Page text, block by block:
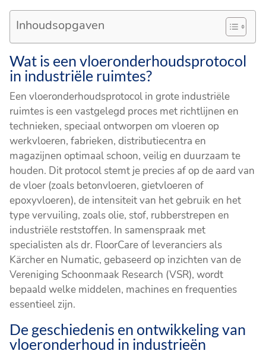
Inhoudsopgaven
Wat is een vloeronderhoudsprotocol
in industriële ruimtes?
Een vloeronderhoudsprotocol in grote industriële
ruimtes is een vastgelegd proces met richtlijnen en
technieken, speciaal ontworpen om vloeren op
werkvloeren, fabrieken, distributiecentra en
magazijnen optimaal schoon, veilig en duurzaam te
houden. Dit protocol stemt je precies af op de aard van
de vloer (zoals betonvloeren, gietvloeren of
epoxyvloeren), de intensiteit van het gebruik en het
type vervuiling, zoals olie, stof, rubberstrepen en
industriële reststoffen. In samenspraak met
specialisten als dr. FloorCare of leveranciers als
Kärcher en Numatic, gebaseerd op inzichten van de
Vereniging Schoonmaak Research (VSR), wordt
bepaald welke middelen, machines en frequenties
essentieel zijn.
De geschiedenis en ontwikkeling van
vloeronderhoud in industrieën